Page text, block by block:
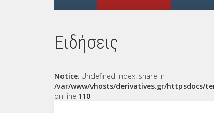
Ειδήσεις
Notice: Undefined index: share in
/var/www/vhosts/derivatives.gr/httpsdocs/
on line 110